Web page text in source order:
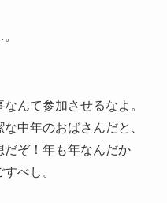
んて参加させるなよ。
中年のおばさんだと、
ぞ！年も年なんだか
べし。